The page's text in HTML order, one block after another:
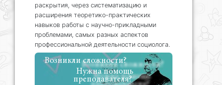
раскрытия, через систематизацию и
расширения теоретико-практических
навыков работы с научно-прикладными
проблемами, самых разных аспектов
профессиональной деятельности социолога.
Возникли сложности?
Нужна помощь
преподавателя?